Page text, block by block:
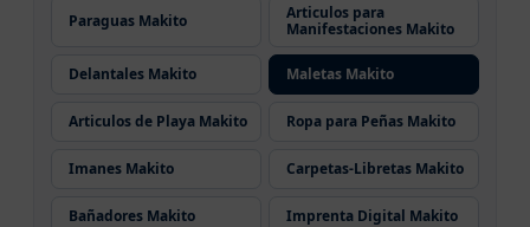
Paraguas Makito
Articulos para
Manifestaciones Makito
Delantales Makito Maletas Makito
Articulos de Playa Makito Ropa para Peñas Makito
Imanes Makito Carpetas-Libretas Makito
Bañadores Makito Imprenta Digital Makito